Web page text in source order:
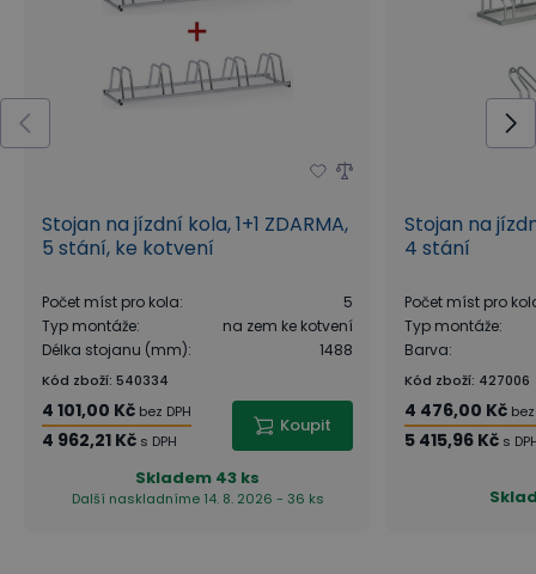
Stojan na jízdní kola, 1+1 ZDARMA,
5 stání, ke kotvení
Počet míst pro kola:
5
Typ montáže:
na zem ke kotvení
Délka stojanu (mm): 1488
Kód zboží: 540334
4 101,00 Kč bez DPH
4 962,21 Kč s DPH
Koupit
Skladem 43 ks
Další naskladníme 14. 8. 2026 - 36 ks
Stojan na
4 stání
Počet míst pro
Typ montáže:
Barva:
Kód zboží: 427006
4 476,00 Kč bez
5 415,96 Kč s